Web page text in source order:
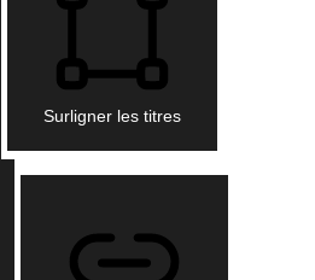
Surligner les titres